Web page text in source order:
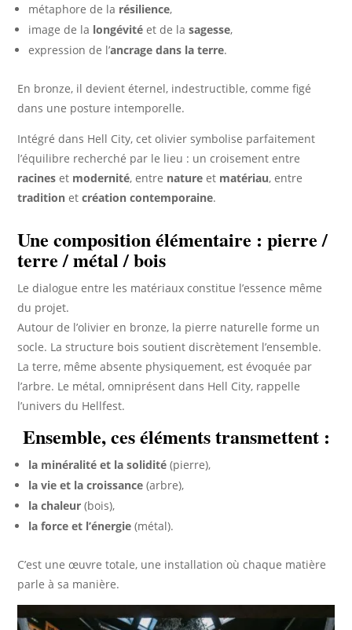
métaphore de la résilience,
image de la longévité et de lasagesse,
expression de l’ancrage dans la terre.
En bronze, il devient éternel, indestructible, comme figé
dans une posture intemporelle.
Intégré dans Hell City, cet olivier symbolise parfaitement
l’équilibre recherché par le lieu : un croisement entre
racines et modernité, entre nature et matériau, entre
tradition etcréation contemporaine.
Une composition élémentaire : pierre /
terre / métal / bois
Le dialogue entre les matériaux constitue l’essence même
du projet.
Autour de l’olivier en bronze, la pierre naturelle forme un
socle. La structure bois soutient discrètement l’ensemble.
La terre, même absente physiquement, est évoquée par
l’arbre. Le métal, omniprésent dans Hell City, rappelle
l’univers du Hellfest.
Ensemble, ces éléments transmettent :
la minéralité et la solidité (pierre),
la vie et la croissance (arbre),
la chaleur (bois),
la force et l’énergie (métal).
C’est une œuvre totale, une installation où chaque matière
parle à sa manière.